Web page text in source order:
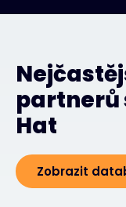
partnerů
Hat
Zobrazit